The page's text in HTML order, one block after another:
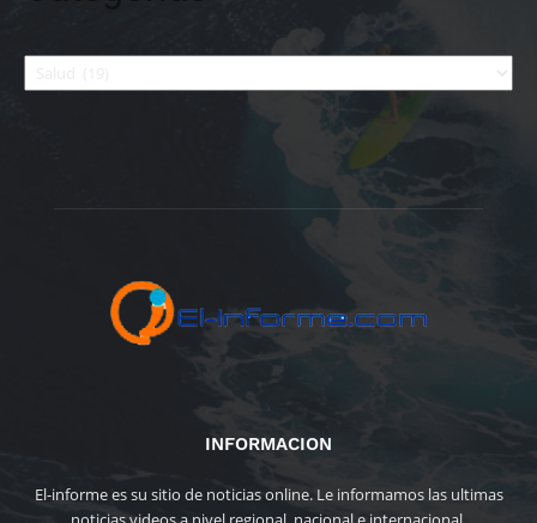
Categorías
INFORMACION
El-informe es su sitio de noticias online. Le informamos las ultimas